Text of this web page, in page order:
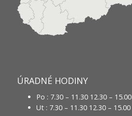
ÚRADNÉ HODINY
Po : 7.30 – 11.30 12.30 – 15.00
Ut : 7.30 – 11.30 12.30 – 15.00